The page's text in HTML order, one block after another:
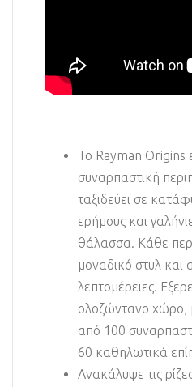
Το Rayman Origins
συναρπαστική
ταξιδεύει σε
ερήμους και
θάλασσα. Κάθε
μοναδικό στυλ και
λεπτομέρειες.
ολοζώντανο χώρο,
από 100
60 καθηλωτικά
Ανακάλυψε τις